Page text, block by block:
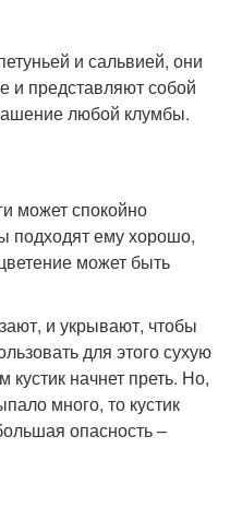
и сальвией, они
и представляют собой
любой клумбы.
может спокойно
подходят ему хорошо,
может быть
и укрывают, чтобы
для этого сухую
начнет преть. Но,
много, то кустик
опасность –